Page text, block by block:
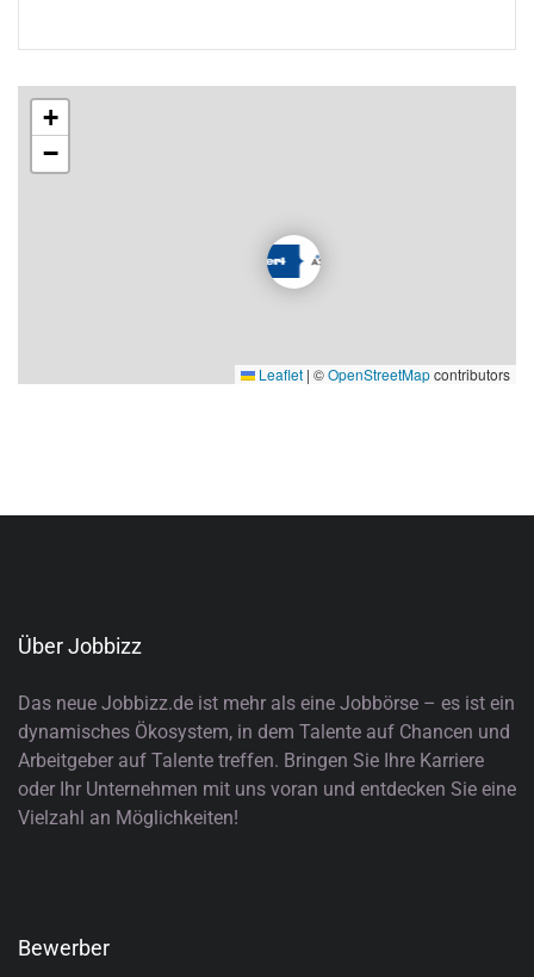
+
−
Leaflet | ©OpenStreetMapcontributors
Über Jobbizz
Das neue Jobbizz.de ist mehr als eine Jobbörse – es ist ein
dynamisches Ökosystem, in dem Talente auf Chancen und
Arbeitgeber auf Talente treffen. Bringen Sie Ihre Karriere
oder Ihr Unternehmen mit uns voran und entdecken Sie eine
Vielzahl an Möglichkeiten!
Bewerber